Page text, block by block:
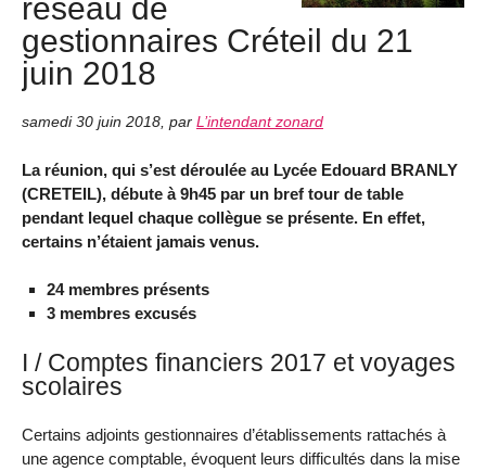
réseau de
gestionnaires Créteil du 21
juin 2018
samedi 30 juin 2018 par L’intendant zonard
La réunion, qui s’est déroulée au Lycée Edouard BRANLY
(CRETEIL), débute à 9h45 par un bref tour de table
pendant lequel chaque collègue se présente. En effet,
certains n’étaient jamais venus.
24 membres présents
3 membres excusés
I / Comptes financiers 2017 et voyages
scolaires
Certains adjoints gestionnaires d’établissements rattachés à
une agence comptable, évoquent leurs difficultés dans la mise